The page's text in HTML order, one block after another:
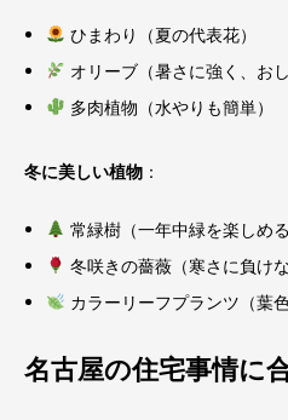
ひまわり（夏の代表花）
オリーブ（暑さに強く、おし
多肉植物（水やりも簡単）
冬に美しい植物 ：
常緑樹（一年中緑を楽しめる
冬咲きの薔薇（寒さに負けな
カラーリーフプランツ（葉
名古屋の住宅事情に